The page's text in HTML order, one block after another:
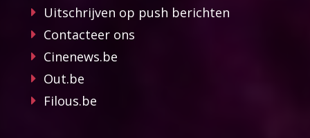
Uitschrijven op push berichten
Contacteer ons
Cinenews.be
Out.be
Filous.be